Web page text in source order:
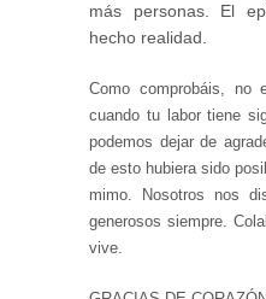
más personas. El
hecho realidad.
Como comprobáis, no
cuando tu labor tiene
podemos dejar de
de esto hubiera sido
mimo. Nosotros nos
generosos siempre.
vive.